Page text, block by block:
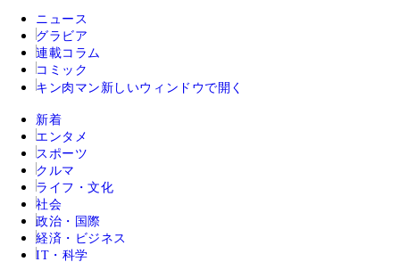
ニュース
グラビア
連載コラム
コミック
キン肉マン 新しいウィンドウで開く
新着
エンタメ
スポーツ
クルマ
ライフ・文化
社会
政治・国際
経済・ビジネス
IT・科学